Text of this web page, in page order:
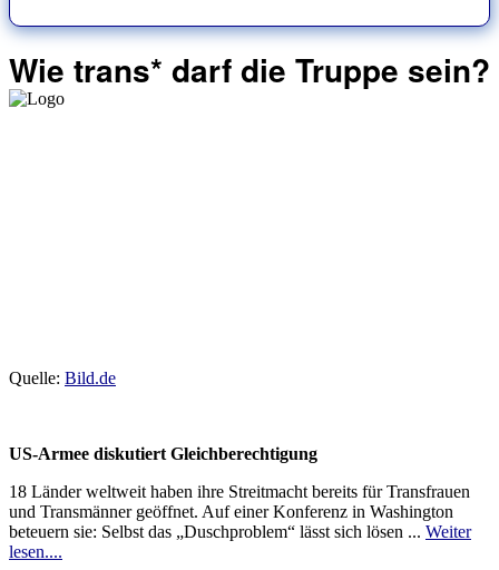
Wie trans* darf die Truppe sein?
Quelle: Bild.de
US-Armee diskutiert Gleichberechtigung
18 Länder weltweit haben ihre Streitmacht bereits für Transfrauen
und Transmänner geöffnet. Auf einer Konferenz in Washington
beteuern sie: Selbst das „Duschproblem“ lässt sich lösen ... Weiter
lesen....